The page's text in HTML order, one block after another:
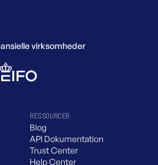
virksomheder
RESSOURCER
Blog
API Dokumentation
Trust Center
Help Center